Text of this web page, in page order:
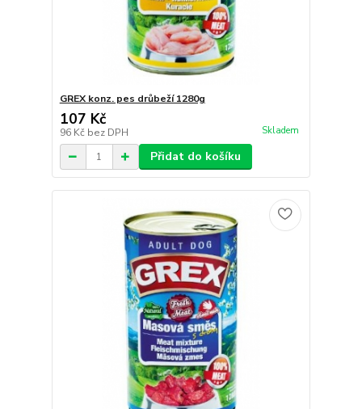
GREX konz. pes drůbeží 1280g
107 Kč
96 Kč bez DPH Skladem
Přidat do košíku